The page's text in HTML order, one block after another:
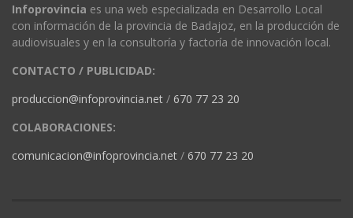
Infoprovincia es una web especializada en Desarrollo Local
con información de la provincia de Badajoz, en la producción de
audiovisuales y en la consultoría y factoría de innovación local.
CONTACTO / PUBLICIDAD:
produccion@infoprovincia.net / 670 77 23 20
COLABORACIONES:
comunicacion@infoprovincia.net / 670 77 23 20